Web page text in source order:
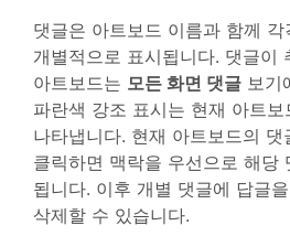
댓글은 아트보드 이름과 함께
개별적으로 표시됩니다. 댓글이
아트보드는 모든 화면 댓글 보기
파란색 강조 표시는 현재 아트
나타냅니다. 현재 아트보드의
클릭하면 맥락을 우선으로 해당
됩니다. 이후 개별 댓글에 답글
삭제할 수 있습니다.